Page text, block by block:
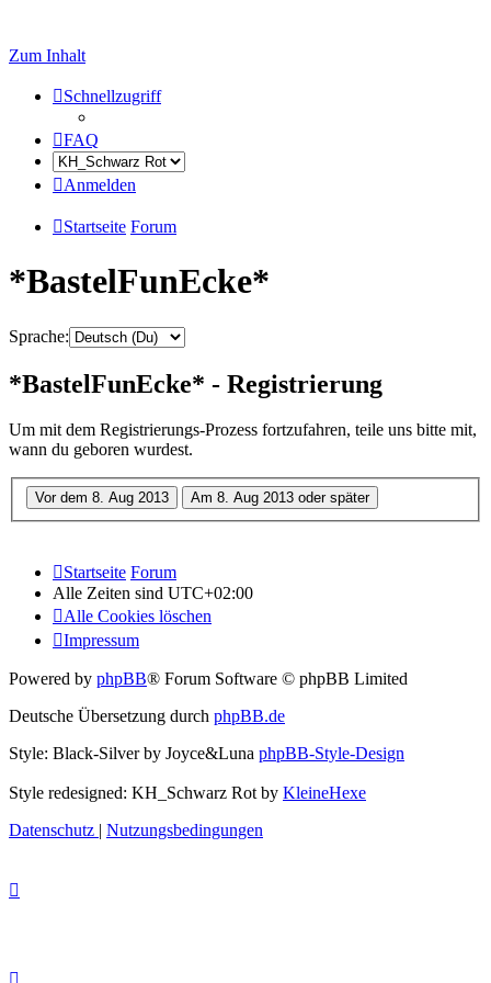
Zum Inhalt
Schnellzugriff
FAQ
Anmelden
Startseite Forum
*BastelFunEcke*
Sprache:
*BastelFunEcke* - Registrierung
Um mit dem Registrierungs-Prozess fortzufahren, teile uns bitte mit,
wann du geboren wurdest.
Startseite Forum
Alle Zeiten sind UTC+02:00
Alle Cookies löschen
Impressum
Powered by phpBB® Forum Software © phpBB Limited
Deutsche Übersetzung durch phpBB.de
Style: Black-Silver by Joyce&Luna phpBB-Style-Design
Style redesigned: KH_Schwarz Rot by KleineHexe
Datenschutz | Nutzungsbedingungen